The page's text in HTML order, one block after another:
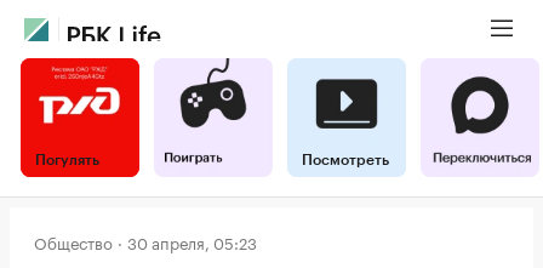
Погулять Посмотреть
Общество 30 апреля, 05:23